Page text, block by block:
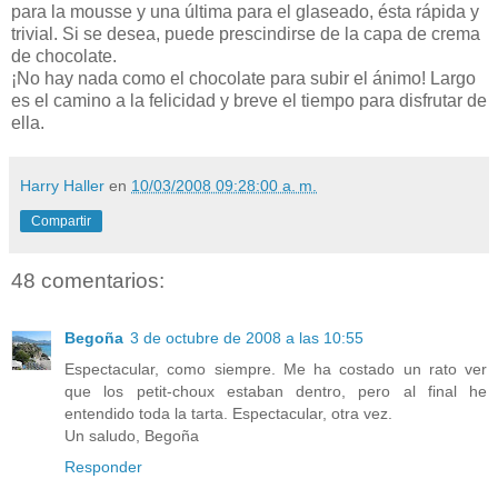
para la mousse y una última para el glaseado, ésta rápida y
trivial. Si se desea, puede prescindirse de la capa de crema
de chocolate.
¡No hay nada como el chocolate para subir el ánimo! Largo
es el camino a la felicidad y breve el tiempo para disfrutar de
ella.
Harry Haller en 10/03/2008 09:28:00 a. m.
Compartir
48 comentarios:
Begoña 3 de octubre de 2008 a las 10:55
Espectacular, como siempre. Me ha costado un rato ver
que los petit-choux estaban dentro, pero al final he
entendido toda la tarta. Espectacular, otra vez.
Un saludo, Begoña
Responder